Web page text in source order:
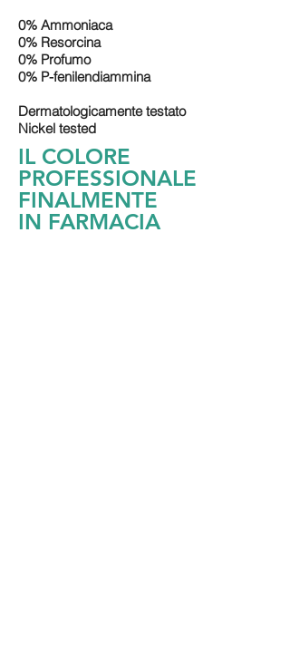
0% Ammoniaca
0% Resorcina
0% Profumo
0% P-fenilendiammina
Dermatologicamente testato
Nickel tested
IL COLORE
PROFESSIONALE
FINALMENTE
IN FARMACIA